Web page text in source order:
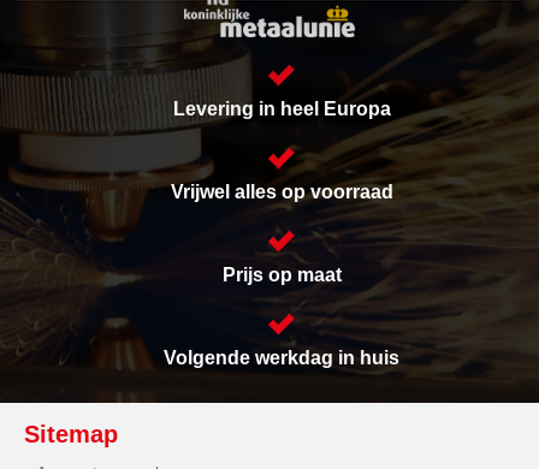
Levering in heel Europa
Vrijwel alles op voorraad
Prijs op maat
Volgende werkdag in huis
Sitemap